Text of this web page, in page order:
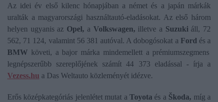
Az idei év első kilenc hónapjában a német és a japán márkák
uralták a magyarországi használtautó-eladásokat. Az első három
helyen ugyanis az Opel, a Volkswagen, illetve a Suzuki áll, 72
562, 71 124, valamint 56 381 autóval. A dobogósokat a Ford és a
BMW követi, a bajor márka mindemellett a prémiumszegmens
legnépszerűbb szereplőjének számít 44 373 eladással - írja a
Vezess.hu a Das Weltauto közleményét idézve.
Erős középkategóriás jelenlétet mutat a Toyota és a Škoda, míg a